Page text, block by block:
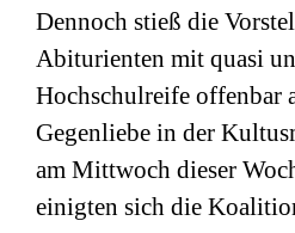
Dennoch stieß die
Abiturienten mit quasi
Hochschulreife offenbar
Gegenliebe in der
am Mittwoch dieser
einigten sich die